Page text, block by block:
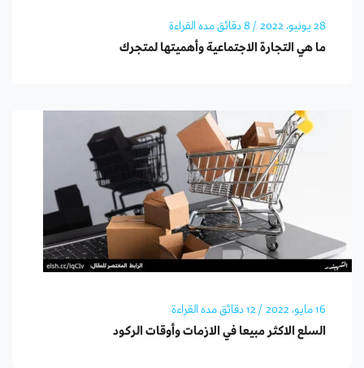
28 يونيو، 2022 / 8 دقائق مده القراءة
ما هي التجارة الاجتماعية وأهميتها لمتجرك
16 مايو، 2022 / 12 دقائق مده القراءة
السلع الاكثر مبيعا في الازمات وأوقات الركود